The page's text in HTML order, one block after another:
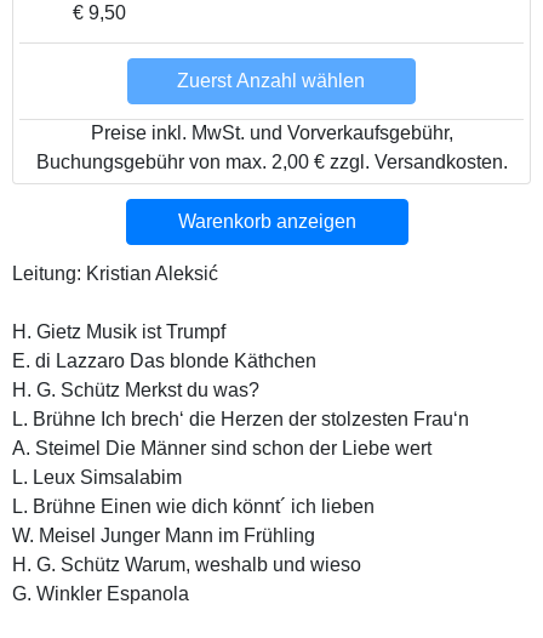
€ 9,50
Zuerst Anzahl wählen
Preise inkl. MwSt. und Vorverkaufsgebühr,
Buchungsgebühr von max. 2,00 € zzgl. Versandkosten.
Warenkorb anzeigen
Leitung: Kristian Aleksić
H. Gietz Musik ist Trumpf
E. di Lazzaro Das blonde Käthchen
H. G. Schütz Merkst du was?
L. Brühne Ich brech‘ die Herzen der stolzesten Frau‘n
A. Steimel Die Männer sind schon der Liebe wert
L. Leux Simsalabim
L. Brühne Einen wie dich könnt´ ich lieben
W. Meisel Junger Mann im Frühling
H. G. Schütz Warum, weshalb und wieso
G. Winkler Espanola